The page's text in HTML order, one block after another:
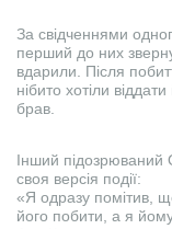
За свідченнями
перший до них
вдарили. Після
нібито хотіли
брав.
Інший підозрюваний
своя версія події:
«Я одразу помітив,
його побити, а я